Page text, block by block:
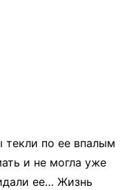
текли по ее впалым
и не могла уже
ее… Жизнь